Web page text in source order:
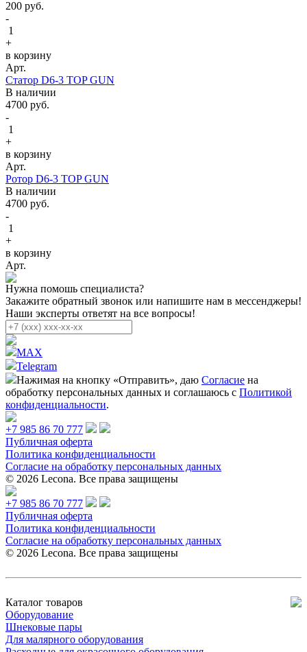
200 руб.
-
1
+
в корзину
Арт.
Статор D6-3 TOP GUN
В наличии
4700 руб.
-
1
+
в корзину
Арт.
Ротор D6-3 TOP GUN
В наличии
4700 руб.
-
1
+
в корзину
Арт.
Нужна помошь специалиста?
Закажите обратный звонок или напишите нам в мессенджеры!
Наши эксперты ответят на все вопросы!
MAX
Telegram
Нажимая на кнопку «Отправить», даю Согласие на
обработку персональных данных и соглашаюсь с Политикой
конфиденциальности.
+7 985 86 70 777
Публичная оферта
Политика конфиденциальности
Согласие на обработку персональных данных
© 2026 Lecona. Все права защищены
+7 985 86 70 777
Публичная оферта
Политика конфиденциальности
Согласие на обработку персональных данных
© 2026 Lecona. Все права защищены
Каталог товаров
Оборудование
Шнековые пары
Для малярного оборудования